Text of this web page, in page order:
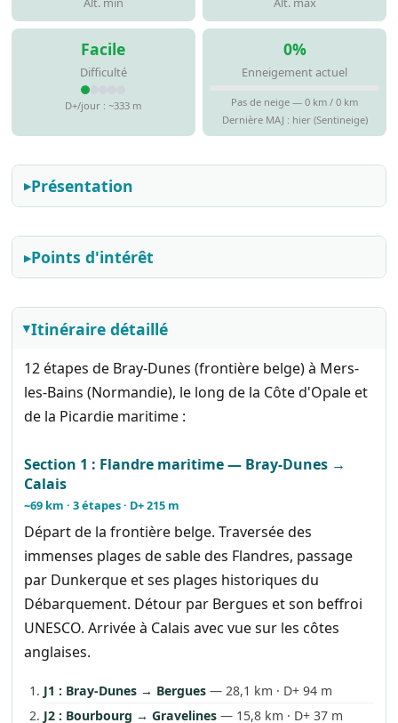
Facile
Difficulté
D+/jour : ~333 m
0%
Enneigement actuel
Pas de neige — 0 km / 0 km
Dernière MAJ : hier (Sentineige)
Présentation
Points d'intérêt
Itinéraire détaillé
12 étapes de Bray-Dunes (frontière belge) à Mers-
les-Bains (Normandie), le long de la Côte d'Opale et
de la Picardie maritime :
Section 1 : Flandre maritime — Bray-Dunes →
Calais
~69 km · 3 étapes · D+ 215 m
Départ de la frontière belge. Traversée des
immenses plages de sable des Flandres, passage
par Dunkerque et ses plages historiques du
Débarquement. Détour par Bergues et son beffroi
UNESCO. Arrivée à Calais avec vue sur les côtes
anglaises.
J1 : Bray-Dunes → Bergues— 28,1 km · D+ 94 m
J2 : Bourbourg → Gravelines— 15,8 km · D+ 37 m